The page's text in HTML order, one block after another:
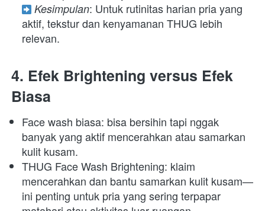
Kesimpulan: Untuk rutinitas harian pria yang
aktif, tekstur dan kenyamanan THUG lebih
relevan.
4. Efek Brightening versus Efek
Biasa
Face wash biasa: bisa bersihin tapi nggak
banyak yang aktif mencerahkan atau samarkan
kulit kusam.
THUG Face Wash Brightening: klaim
mencerahkan dan bantu samarkan kulit kusam—
ini penting untuk pria yang sering terpapar